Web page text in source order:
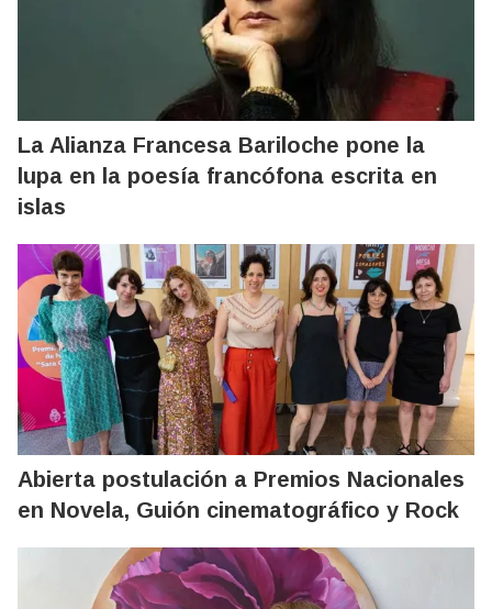
La Alianza Francesa Bariloche pone la
lupa en la poesía francófona escrita en
islas
Abierta postulación a Premios Nacionales
en Novela, Guión cinematográfico y Rock